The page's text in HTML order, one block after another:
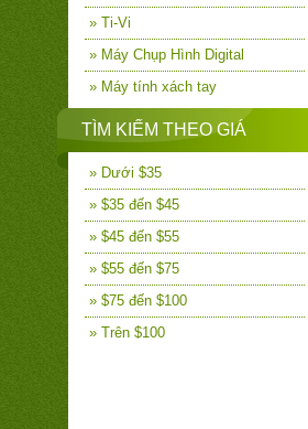
» Ti-Vi
» Máy Chụp Hình Digital
» Máy tính xách tay
TÌM KIẾM THEO GIÁ
» Dưới $35
» $35 đến $45
» $45 đến $55
» $55 đến $75
» $75 đến $100
» Trên $100